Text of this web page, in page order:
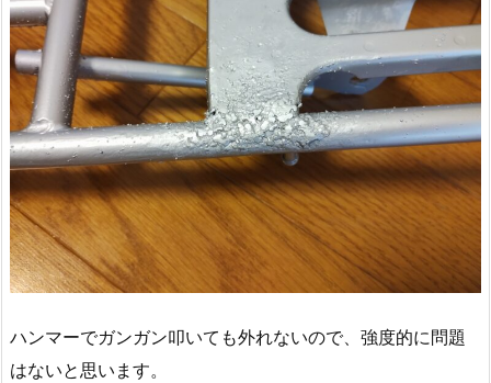
ハンマーでガンガン叩いても外れないので、強度的に問題
はないと思います。